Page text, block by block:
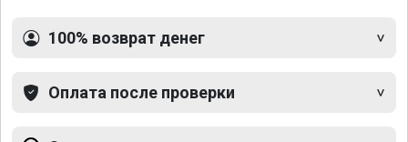
100% возврат денег
Оплата после проверки